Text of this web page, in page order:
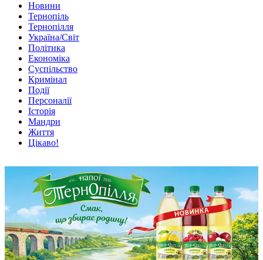
Новини
Тернопіль
Тернопілля
Україна/Світ
Політика
Економіка
Суспільство
Кримінал
Події
Персоналії
Історія
Мандри
Життя
Цікаво!